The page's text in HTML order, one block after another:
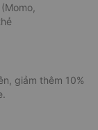
giảm thêm 10%